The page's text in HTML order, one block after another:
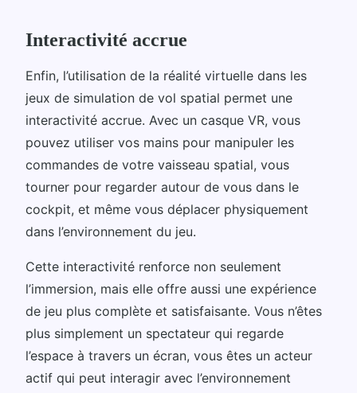
Interactivité accrue
Enfin, l’utilisation de la réalité virtuelle dans les
jeux de simulation de vol spatial permet une
interactivité accrue. Avec un casque VR, vous
pouvez utiliser vos mains pour manipuler les
commandes de votre vaisseau spatial, vous
tourner pour regarder autour de vous dans le
cockpit, et même vous déplacer physiquement
dans l’environnement du jeu.
Cette interactivité renforce non seulement
l’immersion, mais elle offre aussi une expérience
de jeu plus complète et satisfaisante. Vous n’êtes
plus simplement un spectateur qui regarde
l’espace à travers un écran, vous êtes un acteur
actif qui peut interagir avec l’environnement